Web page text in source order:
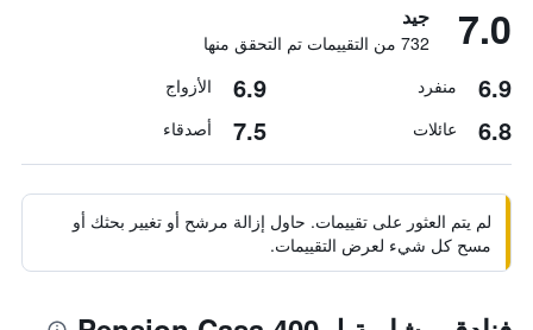
7.0 جيد
732 من التقييمات تم التحقق منها
6.9 منفرد 6.9 الأزواج
6.8 عائلات 7.5 أصدقاء
لم يتم العثور على تقييمات. حاول إزالة مرشح أو تغيير بحثك أو
مسح كل شيء لعرض التقييمات.